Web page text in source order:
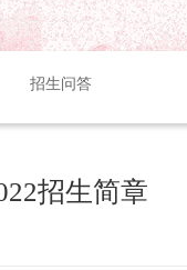
招生问答
招生简章